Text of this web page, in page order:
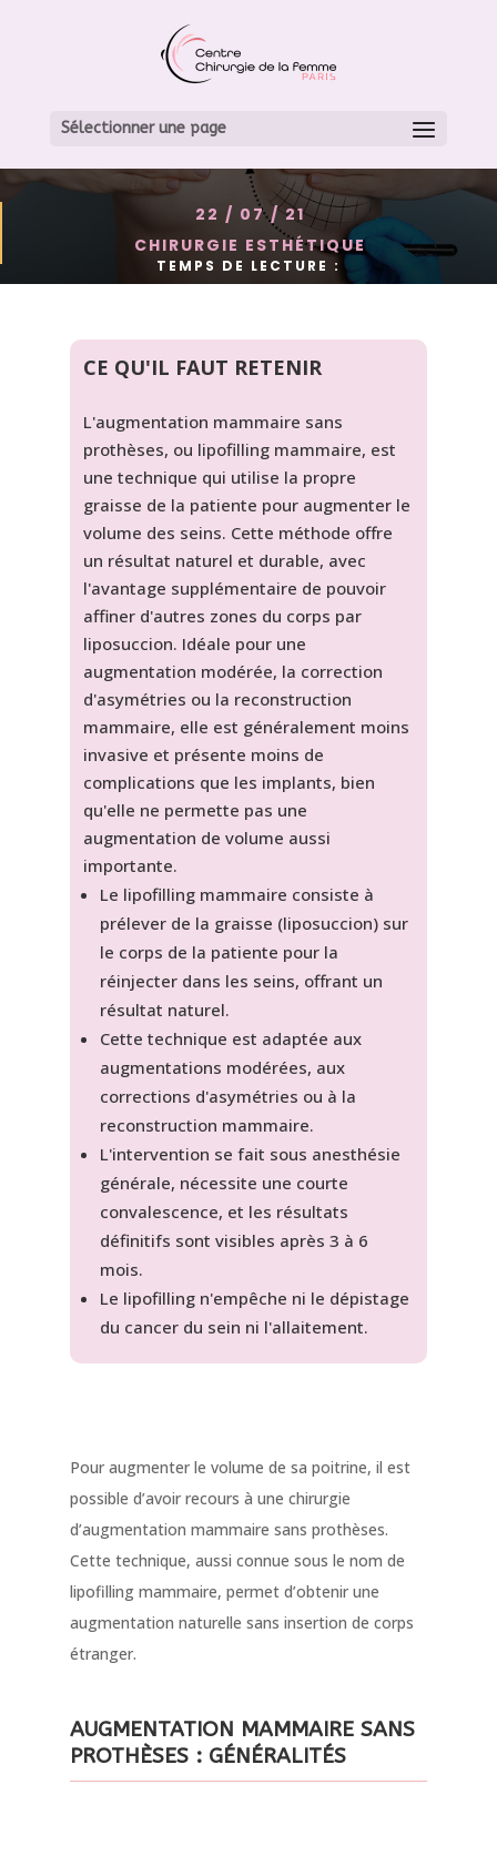
Sélectionner une page
L’AUGMENTATION
22 / 07 / 21
CHIRURGIE ESTHÉTIQUE
TEMPS DE LECTURE :
CE QU'IL FAUT RETENIR
L'augmentation mammaire sans
prothèses, ou lipofilling mammaire, est
une technique qui utilise la propre
graisse de la patiente pour augmenter le
volume des seins. Cette méthode offre
un résultat naturel et durable, avec
l'avantage supplémentaire de pouvoir
affiner d'autres zones du corps par
liposuccion. Idéale pour une
augmentation modérée, la correction
d'asymétries ou la reconstruction
mammaire, elle est généralement moins
invasive et présente moins de
complications que les implants, bien
qu'elle ne permette pas une
augmentation de volume aussi
importante.
Le lipofilling mammaire consiste à
prélever de la graisse (liposuccion) sur
le corps de la patiente pour la
réinjecter dans les seins, offrant un
résultat naturel.
Cette technique est adaptée aux
augmentations modérées, aux
corrections d'asymétries ou à la
reconstruction mammaire.
L'intervention se fait sous anesthésie
générale, nécessite une courte
convalescence, et les résultats
définitifs sont visibles après 3 à 6
mois.
Le lipofilling n'empêche ni le dépistage
du cancer du sein ni l'allaitement.
Pour augmenter le volume de sa poitrine, il est
possible d’avoir recours à une chirurgie
d’augmentation mammaire sans prothèses.
Cette technique, aussi connue sous le nom de
lipofilling mammaire, permet d’obtenir une
augmentation naturelle sans insertion de corps
étranger.
AUGMENTATION MAMMAIRE SANS
PROTHÈSES : GÉNÉRALITÉS